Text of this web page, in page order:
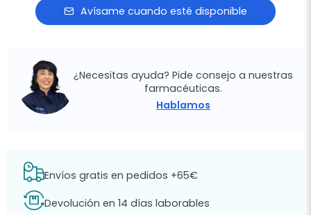
Avísame cuando esté disponible
¿Necesitas ayuda? Pide consejo a nuestras
farmacéuticas.
Hablamos
Envíos gratis en pedidos +65€
Devolución en 14 días laborables